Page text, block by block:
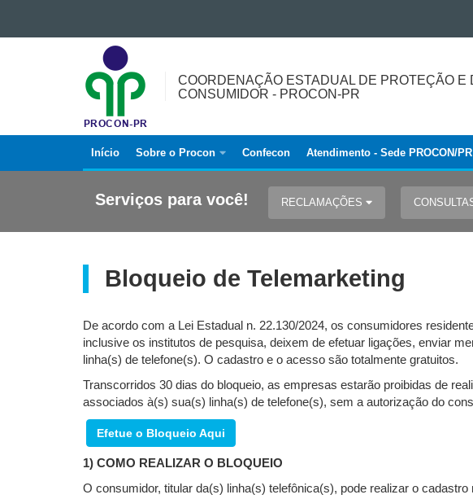
Ir para o conteúdo
Ir para a navegação
Ir para a busca
COORDENAÇÃO
ESTADUAL
DE
PROTEÇÃO
E
DEFESA
DO
CONSUMIDOR
PROCON-
COORDENAÇÃO ESTADUAL DE PROTEÇÃO E
CONSUMIDOR - PROCON-PR
Navegação
principal
Início Sobre o Procon Confecon Atendimento - Sede PROCON/PR
Serviços para você! RECLAMAÇÕES
Bloqueio de Telemarketing
De acordo com a Lei Estadual n. 22.130/2024, os consumidores
inclusive os institutos de pesquisa, deixem de efetuar ligações, enviar
linha(s) de telefone(s). O cadastro e o acesso são totalmente gratuitos.
Transcorridos 30 dias do bloqueio, as empresas estarão proibidas de
associados à(s) sua(s) linha(s) de telefone(s), sem a autorização do
Efetue o Bloqueio Aqui
1) COMO REALIZAR O BLOQUEIO
O consumidor, titular da(s) linha(s) telefônica(s), pode realizar o